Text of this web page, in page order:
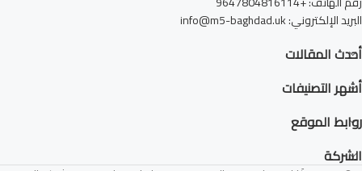
البريد الإلكتروني: info@m5-baghdad.uk
أحدث المقالات
أشهر التصنيفات
روابط الموقع
الشركة